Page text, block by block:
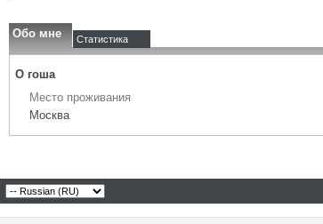
Обо мне Статистика
О гоша
Место проживания
Москва